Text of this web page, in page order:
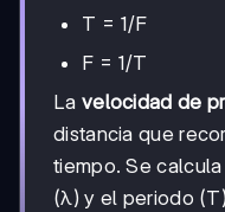
T = 1/F
F = 1/T
La velocidad de
distancia que
tiempo. Se
(λ) y el periodo